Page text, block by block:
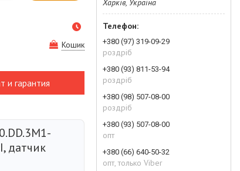
Кошик
и гарантия
датчик
Харків, Україна
+380 (97) 319-09-29
роздріб
+380 (93) 811-53-94
роздріб
+380 (98) 507-08-00
роздріб
+380 (93) 507-08-00
опт
+380 (66) 640-50-32
опт, только Viber